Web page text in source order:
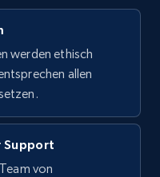
Headline, Post
Gratis testen
werden ethisch
allen
von